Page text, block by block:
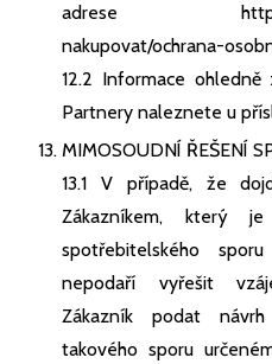
adrese
nakupovat/ochrana-
12.2 Informace ohledně
Partnery naleznete u
MIMOSOUDNÍ ŘEŠENÍ
13.1 V případě, že
Zákazníkem, který
spotřebitelského
nepodaří vyřešit
Zákazník podat
takového sporu